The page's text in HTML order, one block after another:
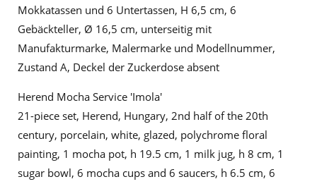
Mokkatassen und 6 Untertassen, H 6,5 cm, 6
Gebäckteller, Ø 16,5 cm, unterseitig mit
Manufakturmarke, Malermarke und Modellnummer,
Zustand A, Deckel der Zuckerdose absent
Herend Mocha Service 'Imola'
21-piece set, Herend, Hungary, 2nd half of the 20th
century, porcelain, white, glazed, polychrome floral
painting, 1 mocha pot, h 19.5 cm, 1 milk jug, h 8 cm, 1
sugar bowl, 6 mocha cups and 6 saucers, h 6.5 cm, 6